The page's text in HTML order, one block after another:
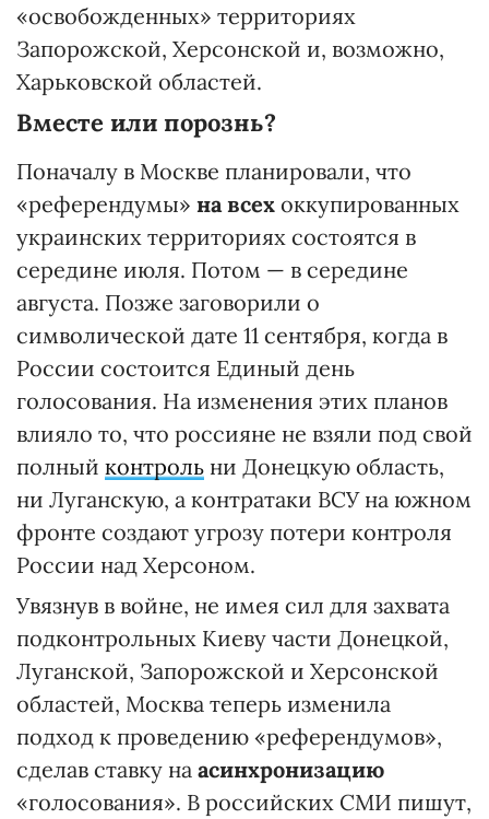
«освобожденных» территориях
Запорожской, Херсонской и, возможно,
Харьковской областей.
Вместе или порознь?
Поначалу в Москве планировали, что
«референдумы» на всех оккупированных
украинских территориях состоятся в
середине июля. Потом — в середине
августа. Позже заговорили о
символической дате 11 сентября, когда в
России состоится Единый день
голосования. На изменения этих планов
влияло то, что россияне не взяли под свой
полный контроль ни Донецкую область,
ни Луганскую, а контратаки ВСУ на южном
фронте создают угрозу потери контроля
России над Херсоном.
Увязнув в войне, не имея сил для захвата
подконтрольных Киеву части Донецкой,
Луганской, Запорожской и Херсонской
областей, Москва теперь изменила
подход к проведению «референдумов»,
сделав ставку на асинхронизацию
«голосования». В российских СМИ пишут,